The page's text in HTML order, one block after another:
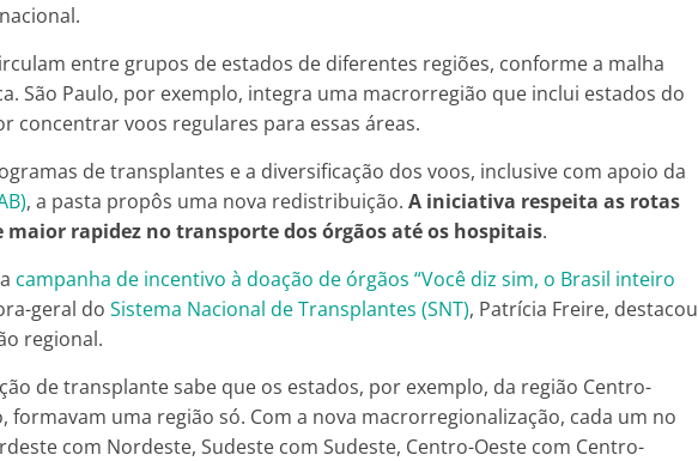
entre grupos de estados de diferentes regiões, conforme a malha
São Paulo, por exemplo, integra uma macrorregião que inclui estados do
concentrar voos regulares para essas áreas.
de transplantes e a diversificação dos voos, inclusive com apoio da
, a pasta propôs uma nova redistribuição. A iniciativa respeita as rotas
maior rapidez no transporte dos órgãos até os hospitais.
campanha de incentivo à doação de órgãos “Você diz sim, o Brasil inteiro
geral do Sistema Nacional de Transplantes (SNT), Patrícia Freire, destacou
regional.
de transplante sabe que os estados, por exemplo, da região Centro-
formavam uma região só. Com a nova macrorregionalização, cada um no
com Nordeste, Sudeste com Sudeste, Centro-Oeste com Centro-